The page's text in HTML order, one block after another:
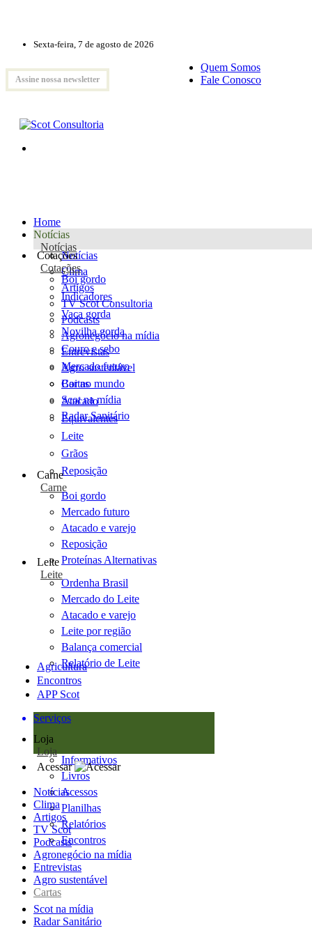
Sexta-feira, 7 de agosto de 2026
Assine nossa newsletter
Quem Somos
Fale Conosco
Home
Notícias
Notícias
Notícias
Clima
Artigos
TV Scot Consultoria
Podcasts
Agronegócio na mídia
Entrevistas
Agro sustentável
Cartas
Scot na mídia
Radar Sanitário
Cotações
Cotações
Boi gordo
Indicadores
Vaca gorda
Novilha gorda
Couro e sebo
Mercado futuro
Boi no mundo
Atacado
Equivalentes
Leite
Grãos
Reposição
Carne
Carne
Boi gordo
Mercado futuro
Atacado e varejo
Reposição
Proteínas Alternativas
Leite
Leite
Ordenha Brasil
Mercado do Leite
Atacado e varejo
Leite por região
Balança comercial
Relatório de Leite
Agricultura
Encontros
APP Scot
Serviços
Loja
Loja
Informativos
Livros
Acessos
Planilhas
Relatórios
Encontros
Acessar
Notícias
Clima
Artigos
TV Scot
Podcasts
Agronegócio na mídia
Entrevistas
Agro sustentável
Cartas
Scot na mídia
Radar Sanitário